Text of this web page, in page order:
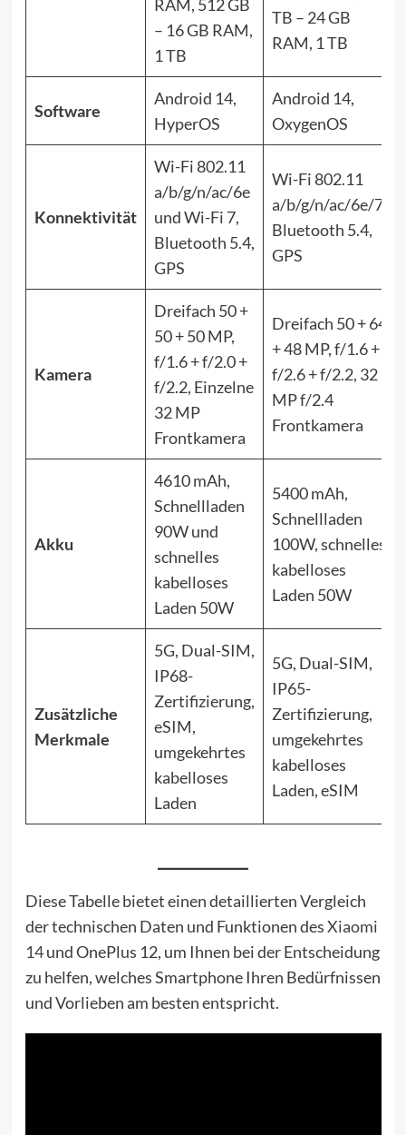
RAM, 512 GB
– 16 GB RAM,
1 TB
TB – 24 GB
RAM, 1 TB
Software
Android 14,
HyperOS
Android 14,
OxygenOS
Konnektivität
Wi-Fi 802.11
a/b/g/n/ac/6e
und Wi-Fi 7,
Bluetooth 5.4,
GPS
Wi-Fi 802.11
a/b/g/n/ac/6e/7,
Bluetooth 5.4,
GPS
Kamera
Dreifach 50 +
50 + 50 MP,
f/1.6 + f/2.0 +
f/2.2, Einzelne
32 MP
Frontkamera
Dreifach 50 + 64
+ 48 MP, f/1.6 +
f/2.6 + f/2.2, 32
MP f/2.4
Frontkamera
Akku
4610 mAh,
Schnellladen
90W und
schnelles
kabelloses
Laden 50W
5400 mAh,
Schnellladen
100W, schnelles
kabelloses
Laden 50W
Zusätzliche
Merkmale
5G, Dual-SIM,
IP68-
Zertifizierung,
eSIM,
umgekehrtes
kabelloses
Laden
5G, Dual-SIM,
IP65-
Zertifizierung,
umgekehrtes
kabelloses
Laden, eSIM
Diese Tabelle bietet einen detaillierten Vergleich
der technischen Daten und Funktionen desXiaomi
14und OnePlus 12, um Ihnen bei der Entscheidung
zu helfen, welches Smartphone Ihren Bedürfnissen
und Vorlieben am besten entspricht.